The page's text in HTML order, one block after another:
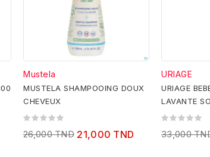
Mustela
MUSTELA SHAMPOOING DOUX
CHEVEUX
26,000 TND 21,000 TND
URIAGE
URIAGE
LAVANTE
33,000